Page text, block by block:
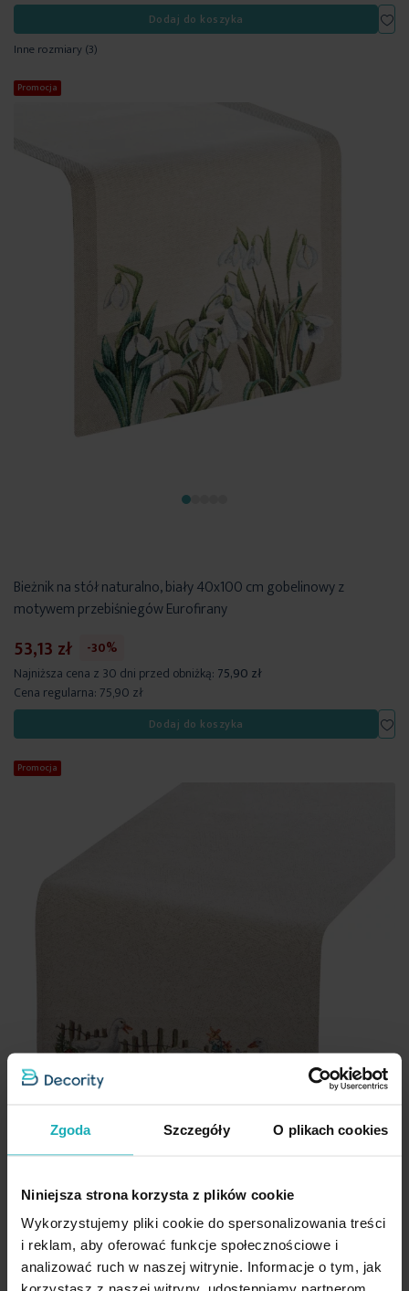
Zgoda Szczegóły O plikach cookies
Niniejsza strona korzysta z plików cookie
Wykorzystujemy pliki cookie do spersonalizowania treści
i reklam, aby oferować funkcje społecznościowe i
analizować ruch w naszej witrynie. Informacje o tym, jak
Dodaj do koszyka
Inne rozmiary(3)
Promocja
Bieżnik na stół naturalno, biały 40x100 cm gobelinowy z
motywem przebiśniegów Eurofirany
53,13 zł
-30%
Najniższa cena z 30 dni przed obniżką: 75,90 zł
Cena regularna: 75,90 zł
Dodaj do koszyka
Promocja
Bieżnik na stół naturalny 40x100 cm gobelinowy z motywem